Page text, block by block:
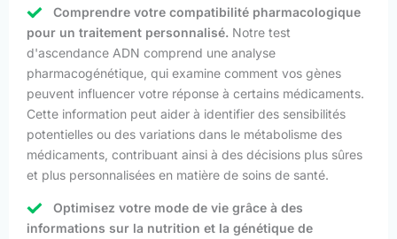
Comprendre votre compatibilité pharmacologique
pour un traitement personnalisé. Notre test
d'ascendance ADN comprend une analyse
pharmacogénétique, qui examine comment vos gènes
peuvent influencer votre réponse à certains médicaments.
Cette information peut aider à identifier des sensibilités
potentielles ou des variations dans le métabolisme des
médicaments, contribuant ainsi à des décisions plus sûres
et plus personnalisées en matière de soins de santé.
Optimisez votre mode de vie grâce à des
informations sur la nutrition et la génétique de